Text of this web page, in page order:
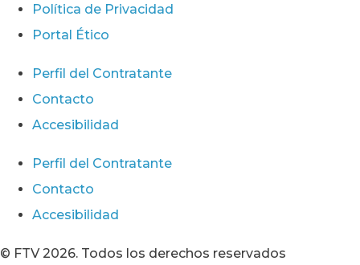
Política de Privacidad
Portal Ético
Perfil del Contratante
Contacto
Accesibilidad
Perfil del Contratante
Contacto
Accesibilidad
© FTV 2026. Todos los derechos reservados